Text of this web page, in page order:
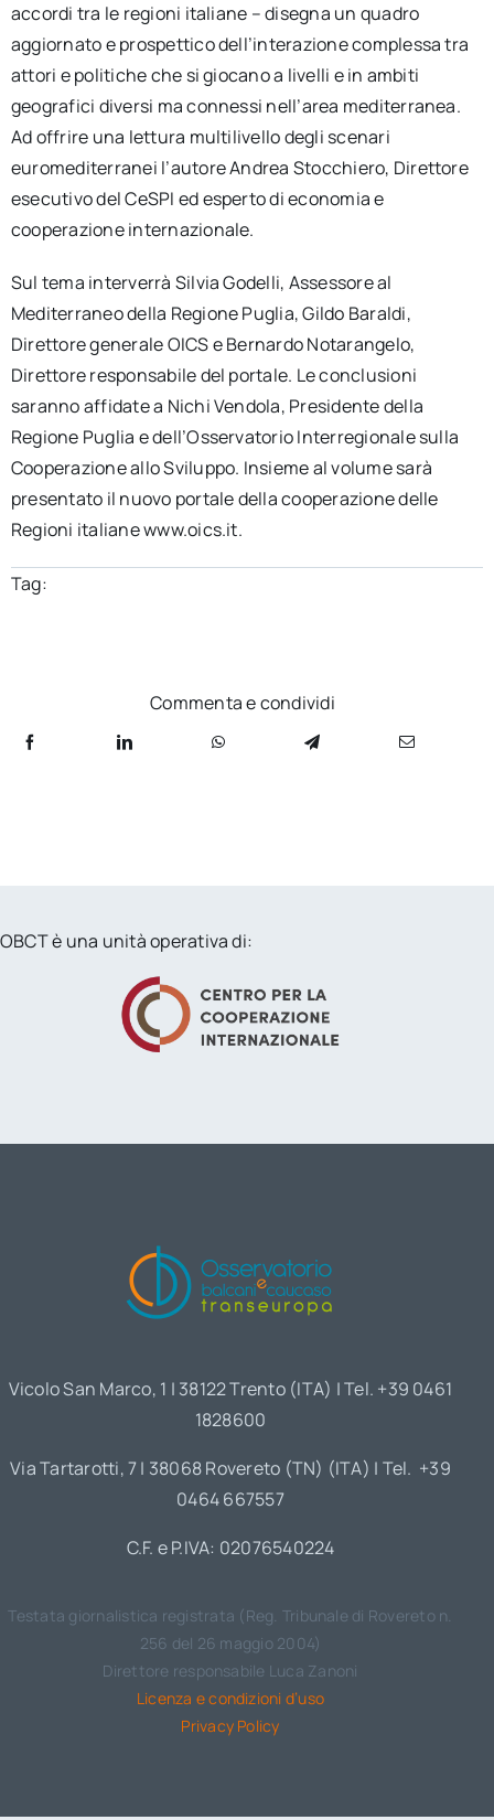
accordi tra le regioni italiane – disegna un quadro
aggiornato e prospettico dell’interazione complessa tra
attori e politiche che si giocano a livelli e in ambiti
geografici diversi ma connessi nell’area mediterranea.
Ad offrire una lettura multilivello degli scenari
euromediterranei l’autore Andrea Stocchiero, Direttore
esecutivo del CeSPI ed esperto di economia e
cooperazione internazionale.
Sul tema interverrà Silvia Godelli, Assessore al
Mediterraneo della Regione Puglia, Gildo Baraldi,
Direttore generale OICS e Bernardo Notarangelo,
Direttore responsabile del portale. Le conclusioni
saranno affidate a Nichi Vendola, Presidente della
Regione Puglia e dell’Osservatorio Interregionale sulla
Cooperazione allo Sviluppo. Insieme al volume sarà
presentato il nuovo portale della cooperazione delle
Regioni italiane www.oics.it.
Tag:
Commenta e condividi
OBCT è una unità operativa di:
Vicolo San Marco, 1 | 38122 Trento (ITA) | Tel. +39 0461
1828600
Via Tartarotti, 7 | 38068 Rovereto (TN) (ITA) | Tel. +39
0464 667557
C.F. e P.IVA: 02076540224
Testata giornalistica registrata (Reg. Tribunale di Rovereto n.
256 del 26 maggio 2004)
Direttore responsabile Luca Zanoni
Licenza e condizioni d’uso
Privacy Policy